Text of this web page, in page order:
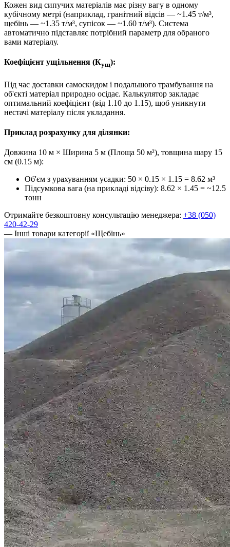
Кожен вид сипучих матеріалів має різну вагу в одному
кубічному метрі (наприклад, гранітний відсів — ~1.45 т/м³,
щебінь — ~1.35 т/м³, супісок — ~1.60 т/м³). Система
автоматично підставляє потрібний параметр для обраного
вами матеріалу.
Коефіцієнт ущільнення (Кущ):
Під час доставки самоскидом і подальшого трамбування на
об'єкті матеріал природно осідає. Калькулятор закладає
оптимальний коефіцієнт (від 1.10 до 1.15), щоб уникнути
нестачі матеріалу після укладання.
Приклад розрахунку для ділянки:
Довжина 10 м × Ширина 5 м (Площа 50 м²), товщина шару 15
см (0.15 м):
Об'єм з урахуванням усадки: 50 × 0.15 × 1.15 = 8.62 м³
Підсумкова вага (на прикладі відсіву): 8.62 × 1.45 = ~12.5
тонн
Отримайте безкоштовну консультацію менеджера: +38 (050)
420-42-29
— Інші товари категорії «Щебінь»